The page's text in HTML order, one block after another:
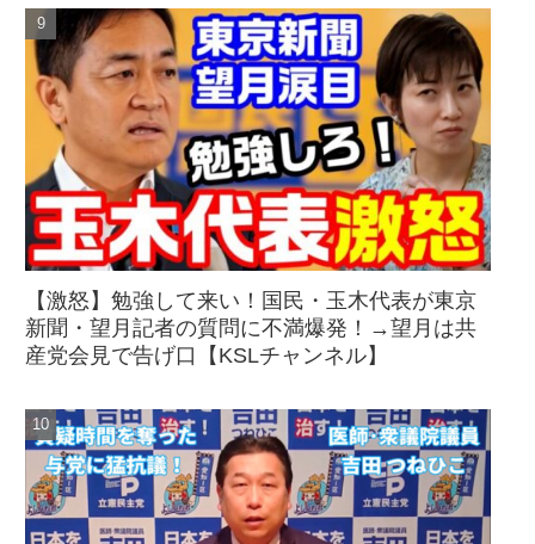
【激怒】勉強して来い！国民・玉木代表が東京
新聞・望月記者の質問に不満爆発！→望月は共
産党会見で告げ口【KSLチャンネル】